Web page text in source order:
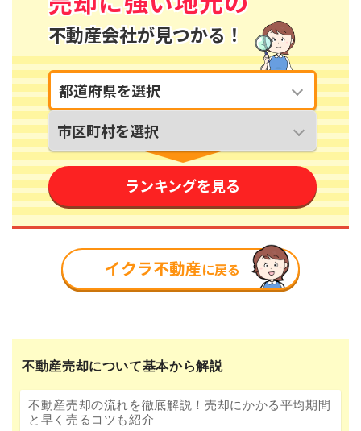
不動産売却について基本から解説
不動産売却の流れを徹底解説！売却にかかる平均期間
と早く売るコツも紹介